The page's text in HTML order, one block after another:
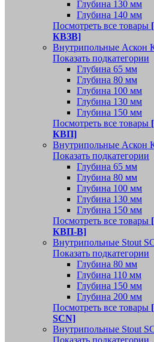
Глубина 130 мм
Глубина 140 мм
Посмотреть все товары
КВЗВ]
Внутрипольные Аскон
Показать подкатегории
Глубина 65 мм
Глубина 80 мм
Глубина 100 мм
Глубина 130 мм
Глубина 150 мм
Посмотреть все товары
КВП]
Внутрипольные Аскон
Показать подкатегории
Глубина 65 мм
Глубина 80 мм
Глубина 100 мм
Глубина 130 мм
Глубина 150 мм
Посмотреть все товары
КВП-В]
Внутрипольные Stout
Показать подкатегории
Глубина 80 мм
Глубина 110 мм
Глубина 150 мм
Глубина 200 мм
Посмотреть все товары
SCN]
Внутрипольные Stout
Показать подкатегории